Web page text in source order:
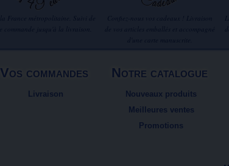
Vos commandes
Livraison
Notre catalogue
Nouveaux produits
Meilleures ventes
Promotions